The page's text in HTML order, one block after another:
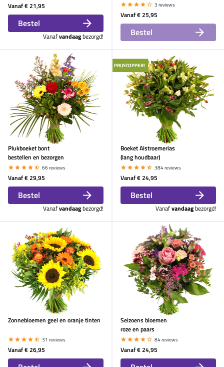
Vanaf€ 21,95
Bestel
Vanafvandaagbezorgd!
3 reviews
Vanaf€ 25,95
Bestel
Plukboeket bont
bestellen en bezorgen
66 reviews
Vanaf€ 29,95
Bestel
Vanafvandaagbezorgd!
PRIJSTOPPER!
Boeket Alstroemerias
(lang houdbaar)
384 reviews
Vanaf€ 24,95
Bestel
Vanafvandaagbezorgd!
Zonnebloemen geel en oranje tinten
31 reviews
Vanaf€ 26,95
Seizoens bloemen
roze en paars
84 reviews
Vanaf€ 24,95